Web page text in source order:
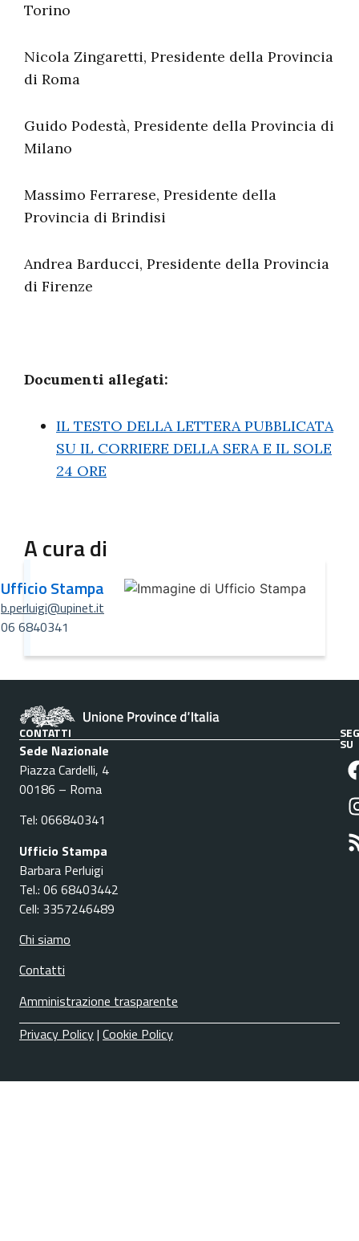
Torino
Nicola Zingaretti, Presidente della Provincia
di Roma
Guido Podestà, Presidente della Provincia di
Milano
Massimo Ferrarese, Presidente della
Provincia di Brindisi
Andrea Barducci, Presidente della Provincia
di Firenze
Documenti allegati:
IL TESTO DELLA LETTERA PUBBLICATA
SU IL CORRIERE DELLA SERA E IL SOLE
24 ORE
A cura di
Ufficio Stampa
b.perluigi@upinet.it
06 6840341
CONTATTI
Sede Nazionale
Piazza Cardelli, 4
00186 – Roma
Tel: 066840341
Ufficio Stampa
Barbara Perluigi
Tel.: 06 68403442
Cell: 3357246489
Chi siamo
Contatti
Amministrazione trasparente
SU
Privacy Policy| Cookie Policy